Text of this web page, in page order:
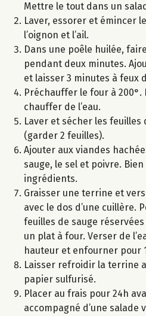
Mettre le tout dans un
Laver, essorer et émincer
l’oignon et l’ail.
Dans une poêle huilée,
pendant deux minutes.
et laisser 3 minutes à feux
Préchauffer le four à 200°.
chauffer de l’eau.
Laver et sécher les feuilles
(garder 2 feuilles).
Ajouter aux viandes
sauge, le sel et poivre.
ingrédients.
Graisser une terrine et
avec le dos d’une cuillère.
feuilles de sauge
un plat à four. Verser de
hauteur et enfourner pour
Laisser refroidir la terrine
papier sulfurisé.
Placer au frais pour 24h
accompagné d’une salade